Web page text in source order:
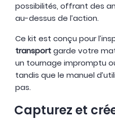
possibilités, offrant des
au-dessus de l’action.
Ce kit est conçu pour
transportgarde votre
un tournage impromptu
tandis que le manuel
pas.
Capturez et